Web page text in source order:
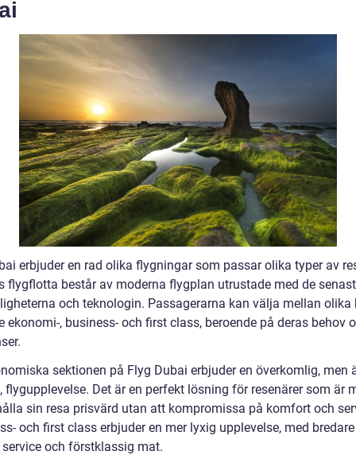
erbjuder en rad olika flygningar som passar olika typer av
flygflotta består av moderna flygplan utrustade med de
och teknologin. Passagerarna kan välja mellan olika
ekonomi-, business- och first class, beroende på deras behov
sektionen på Flyg Dubai erbjuder en överkomlig, men
flygupplevelse. Det är en perfekt lösning för resenärer som är
sin resa prisvärd utan att kompromissa på komfort och
och first class erbjuder en mer lyxig upplevelse, med
och förstklassig mat.